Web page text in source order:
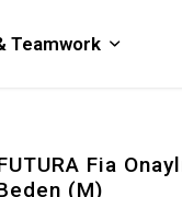
Teamwork
Fia
(M)